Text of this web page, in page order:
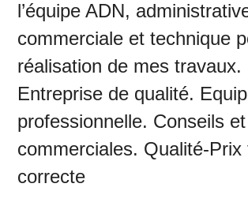
l’équipe ADN,
commerciale et technique
réalisation de mes travaux.
Entreprise de qualité.
professionnelle. Conseils
commerciales. Qualité-Prix
correcte